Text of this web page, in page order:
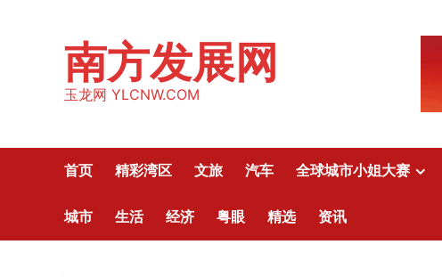
南方发展网
玉龙网 YLCNW.COM
首页 精彩湾区 文旅 汽车 全球城市小姐大赛
城市 生活 经济 粤眼 精选 资讯